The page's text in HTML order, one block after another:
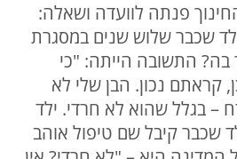
פנתה לוועדה ושאלה:
שכבר שלוש שנים במסגרת
בה? התשובה הייתה: "כי
קראתם נכון. הבן שלי לא
– בגלל שהוא לא חרדי. ילד
שכבר קיבל שם טיפול אוהב